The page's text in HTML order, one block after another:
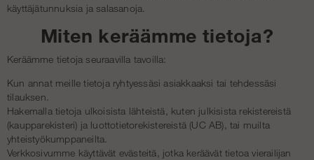
käyttäjätunnuksia ja salasanoja.
Miten keräämme tietoja?
Keräämme tietoja seuraavilla tavoilla:
Kun annat meille tietoja ryhtyessäsi asiakkaaksi tai tehdessäsi
tilauksen.
Hakemalla tietoja ulkoisista lähteistä, kuten julkisista rekistereistä
(kaupparekisteri) ja luottotietorekistereistä (UC AB), tai muilta
yhteistyökumppaneilta.
Verkkosivumme käyttävät evästeitä, jotka keräävät tietoa vierailijan